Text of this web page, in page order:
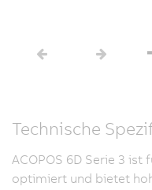
Technische
ACOPOS 6D Serie 3
optimiert und bietet